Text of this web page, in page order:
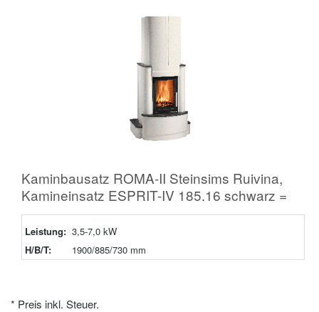
Kaminbausatz ROMA-II Steinsims Ruivina,
Kamineinsatz ESPRIT-IV 185.16 schwarz =
Leistung: 3,5-7,0 kW
H/B/T:
1900/885/730 mm
* Preis inkl. Steuer.